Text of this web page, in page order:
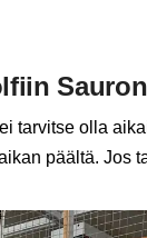
tarvitse olla
päältä. Jos